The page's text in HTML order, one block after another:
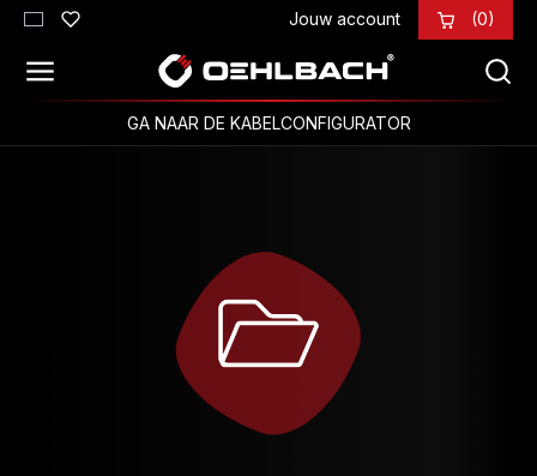
Ga naar de hoofdinhoud Jouw account (0)
GA NAAR DE KABELCONFIGURATOR